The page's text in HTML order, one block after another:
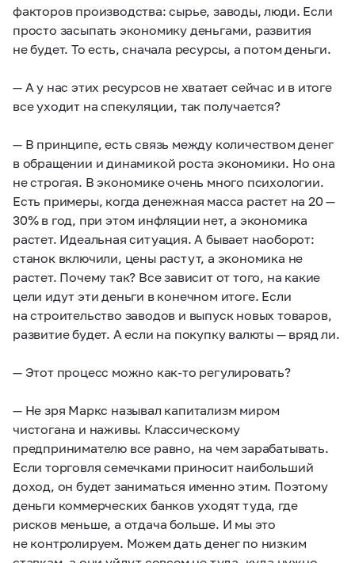
факторов производства: сырье, заводы, люди. Если
просто засыпать экономику деньгами, развития
не будет. То есть, сначала ресурсы, а потом деньги.
— А у нас этих ресурсов не хватает сейчас и в итоге
все уходит на спекуляции, так получается?
— В принципе, есть связь между количеством денег
в обращении и динамикой роста экономики. Но она
не строгая. В экономике очень много психологии.
Есть примеры, когда денежная масса растет на 20 —
30% в год, при этом инфляции нет, а экономика
растет. Идеальная ситуация. А бывает наоборот:
станок включили, цены растут, а экономика не
растет. Почему так? Все зависит от того, на какие
цели идут эти деньги в конечном итоге. Если
на строительство заводов и выпуск новых товаров,
развитие будет. А если на покупку валюты — вряд ли.
— Этот процесс можно как-то регулировать?
— Не зря Маркс называл капитализм миром
чистогана и наживы. Классическому
предпринимателю все равно, на чем зарабатывать.
Если торговля семечками приносит наибольший
доход, он будет заниматься именно этим. Поэтому
деньги коммерческих банков уходят туда, где
рисков меньше, а отдача больше. И мы это
не контролируем. Можем дать денег по низким